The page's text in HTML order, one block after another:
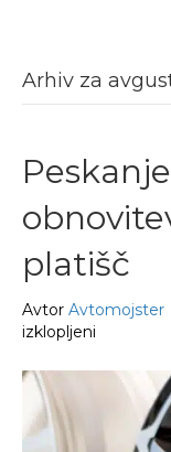
Arhiv za
platišč
Avtor Avtomojster
izklopljeni
platišč
obnovitev